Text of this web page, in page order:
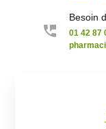
Besoin
01 42 87